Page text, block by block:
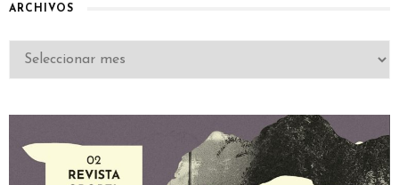
ARCHIVOS